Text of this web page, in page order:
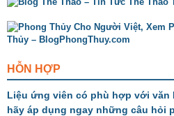
HỖN HỢP
Liệu ứng viên có phù hợp với văn
hãy áp dụng ngay những câu hỏi